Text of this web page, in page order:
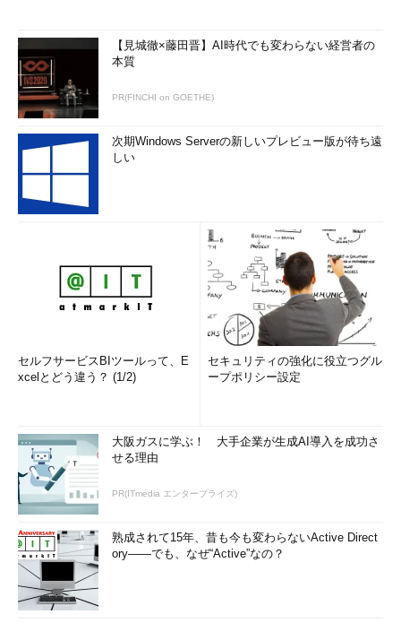
【見城徹×藤田晋】AI時代でも変わらない経営者の
本質
PR(FINCHI on GOETHE)
次期Windows Serverの新しいプレビュー版が待ち遠
しい
セルフサービスBIツールって、E
xcelとどう違う？ (1/2)
セキュリティの強化に役立つグル
ープポリシー設定
大阪ガスに学ぶ！ 大手企業が生成AI導入を成功さ
せる理由
PR(ITmedia エンタープライズ)
熟成されて15年、昔も今も変わらないActive Direct
ory――でも、なぜ“Active”なの？